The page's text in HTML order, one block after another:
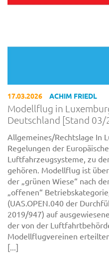
17.03.2026 ACHIM FRIEDL
Modellflug in
Deutschland [Stand 03/
Allgemeines/Rechtslage In
Regelungen der
Luftfahrzeugsysteme, zu
gehören. Modellflug ist
der „grünen Wiese“ nach
„offenen“
(UAS.OPEN.040 der
2019/947) auf
der von der
Modellflugvereinen
[...]